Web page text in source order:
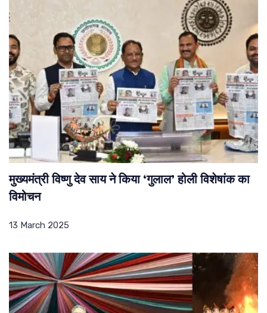
मुख्यमंत्री विष्णु देव साय ने किया ‘गुलाल’ होली विशेषांक का
विमोचन
13 March 2025